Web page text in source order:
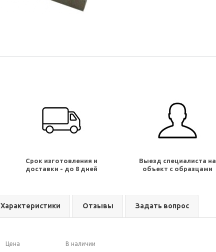
Срок изготовления и
доставки - до 8 дней
Выезд специалиста на
объект с образцами
Характеристики Отзывы Задать вопрос
Цена В наличии